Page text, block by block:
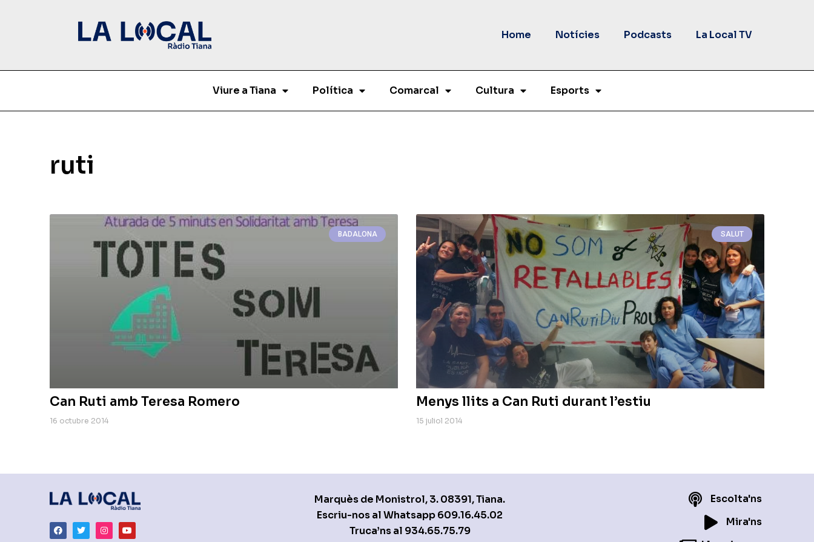
Home Notícies Podcasts La Local TV
Viure a Tiana Política Comarcal Cultura Esports
ruti
BADALONA
Can Ruti amb Teresa Romero
16 octubre 2014
SALUT
Menys llits a Can Ruti durant l’estiu
15 juliol 2014
Marquès de Monistrol, 3. 08391, Tiana.
Escriu-nos al Whatsapp609.16.45.02
Truca’ns al 934.65.75.79
Escolta'ns
Mira'ns